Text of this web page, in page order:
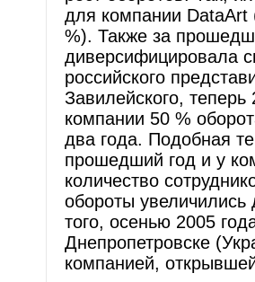
для компании DataArt
%). Также за
диверсифицировала
российского
Завилейского,
компании 50 %
два года. Подобная
прошедший год и у
количество
обороты
того, осенью 2005
Днепропетровске
компанией,